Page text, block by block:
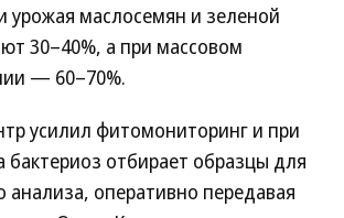
урожая маслосемян и зеленой
30–40%, а при массовом
— 60–70%.
усилил фитомониторинг и при
бактериоз отбирает образцы для
анализа, оперативно передавая